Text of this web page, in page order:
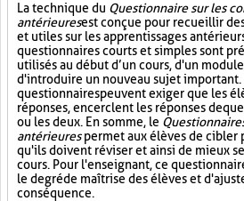
La technique du Questionnaire sur les
antérieuresest conçue pour recueillir
et utiles sur les apprentissages
questionnaires courts et simples sont
utilisés au début d’un cours, d'un
d'introduire un nouveau sujet important.
questionnaires peuvent exiger que les
réponses, encerclent les réponses de
ou les deux. En somme, le Questionnaire
antérieurespermet aux élèves de cibler
qu'ils doivent réviser et ainsi de mieux
cours. Pour l'enseignant, ce
le degré de maîtrise des élèves et
conséquence.